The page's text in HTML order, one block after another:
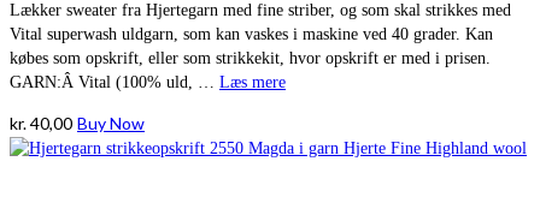
Lækker sweater fra Hjertegarn med fine striber, og som skal strikkes med
Vital superwash uldgarn, som kan vaskes i maskine ved 40 grader. Kan
købes som opskrift, eller som strikkekit, hvor opskrift er med i prisen.
GARN:Â Vital (100% uld, … Læs mere
kr.40,00 Buy Now